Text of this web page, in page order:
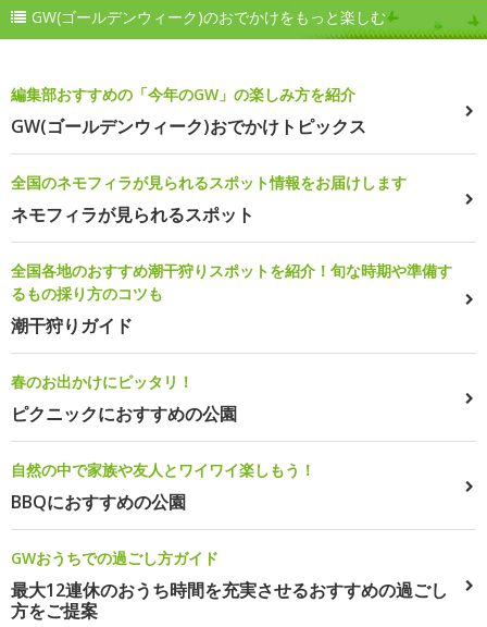
GW(ゴールデンウィーク)のおでかけをもっと楽しむ
編集部おすすめの「今年のGW」の楽しみ方を紹介
GW(ゴールデンウィーク)おでかけトピックス
全国のネモフィラが見られるスポット情報をお届けします
ネモフィラが見られるスポット
全国各地のおすすめ潮干狩りスポットを紹介！旬な時期や準備す
るもの採り方のコツも
潮干狩りガイド
春のお出かけにピッタリ！
ピクニックにおすすめの公園
自然の中で家族や友人とワイワイ楽しもう！
BBQにおすすめの公園
GWおうちでの過ごし方ガイド
最大12連休のおうち時間を充実させるおすすめの過ごし
方をご提案